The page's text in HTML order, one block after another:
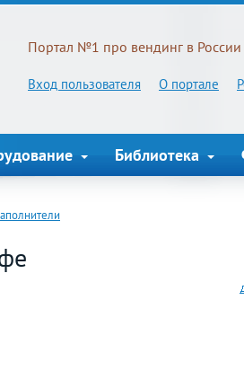
Портал №1 про вендинг в России
Вход пользователя О портале
Библиотека